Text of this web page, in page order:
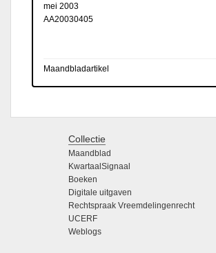
mei 2003
AA20030405
Maandbladartikel
Collectie
Maandblad
KwartaalSignaal
Boeken
Digitale uitgaven
Rechtspraak Vreemdelingenrecht
UCERF
Weblogs